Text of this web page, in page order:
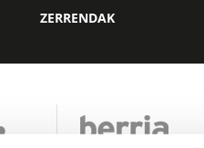
ZERRENDAK